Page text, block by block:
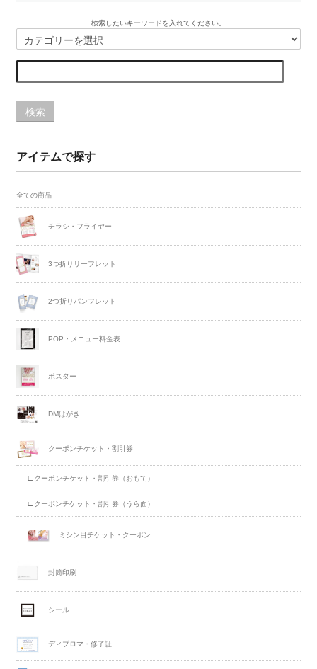
検索したいキーワードを入れてください。
検索
アイテムで探す
全ての商品
チラシ・フライヤー
3つ折りリーフレット
2つ折りパンフレット
POP・メニュー料金表
ポスター
DMはがき
クーポンチケット・割引券
∟クーポンチケット・割引券（おもて）
∟クーポンチケット・割引券（うら面）
ミシン目チケット・クーポン
封筒印刷
シール
ディプロマ・修了証